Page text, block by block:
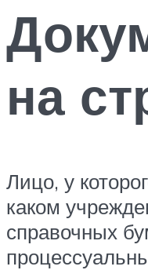
на
Лицо, у
каком
справочных